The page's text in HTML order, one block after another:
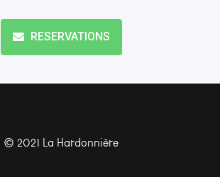
RESERVATIONS
© 2021 La Hardonnière